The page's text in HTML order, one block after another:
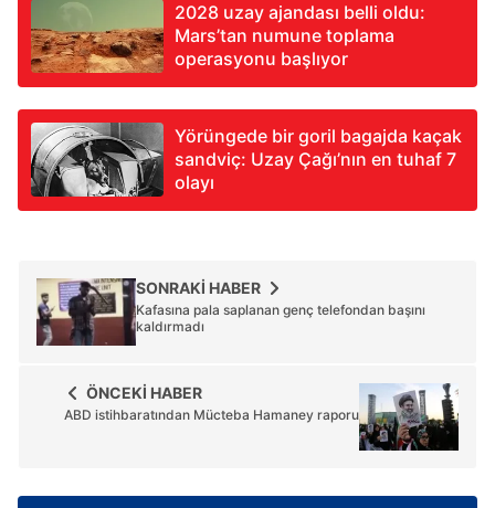
2028 uzay ajandası belli oldu:
Mars’tan numune toplama
operasyonu başlıyor
Yörüngede bir goril bagajda kaçak
sandviç: Uzay Çağı’nın en tuhaf 7
olayı
SONRAKİ HABER
Kafasına pala saplanan genç telefondan başını
kaldırmadı
ÖNCEKİ HABER
ABD istihbaratından Mücteba Hamaney raporu